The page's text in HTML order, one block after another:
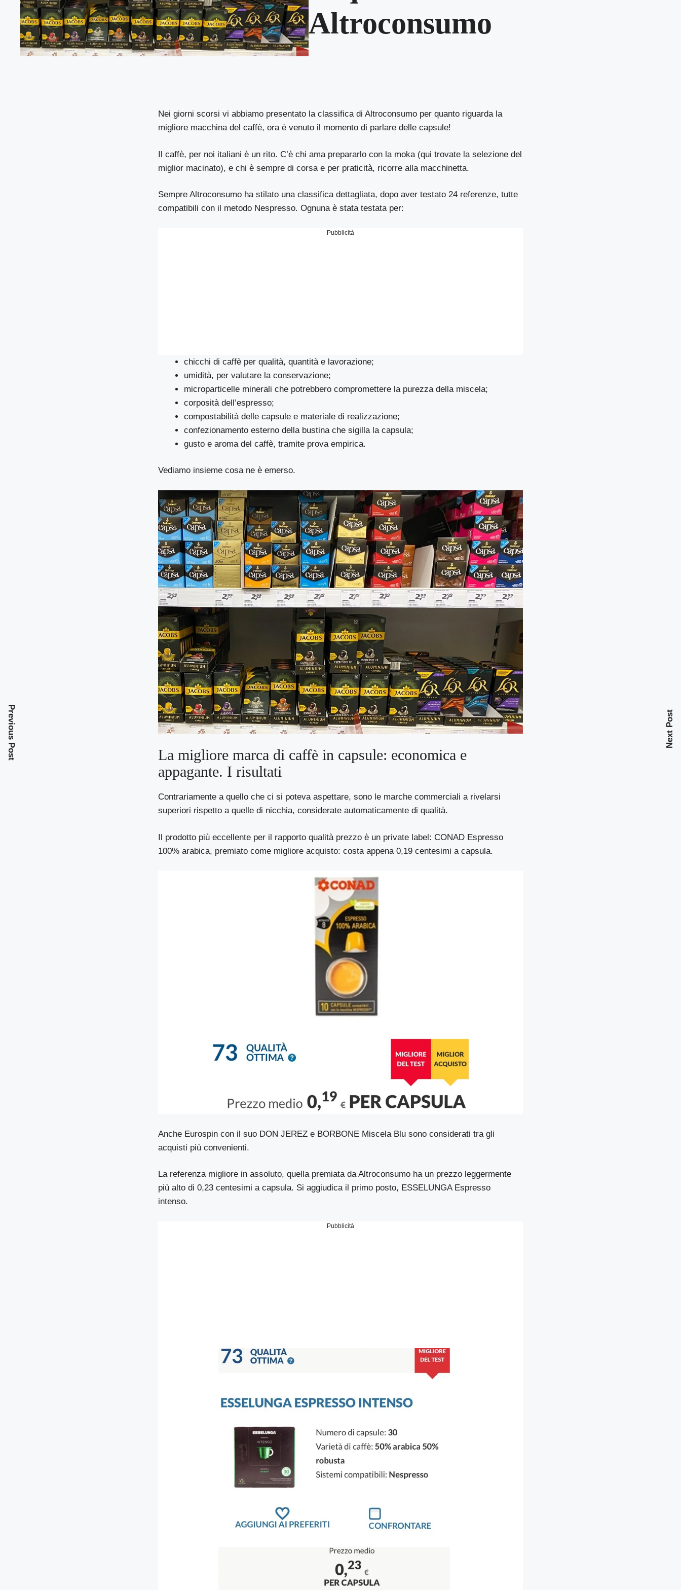
Altroconsumo
Nei giorni scorsi vi abbiamo presentato la classifica diAltroconsumo per quanto riguarda la
migliore macchina del caffè, ora è venuto il momento di parlare delle capsule!
Il caffè, per noi italiani è un rito. C’è chi ama prepararlo con la moka (qui trovate la selezione del
miglior macinato), e chi è sempre di corsa e per praticità, ricorre alla macchinetta.
SempreAltroconsumo ha stilato una classifica dettagliata, dopo aver testato 24 referenze, tutte
compatibili con il metodo Nespresso. Ognuna è stata testata per:
Pubblicità
chicchi di caffè per qualità, quantità e lavorazione;
umidità, per valutare la conservazione;
microparticelle minerali che potrebbero compromettere la purezza della miscela;
corposità dell’espresso;
compostabilità delle capsule e materiale di realizzazione;
confezionamento esterno della bustina che sigilla la capsula;
gusto e aroma del caffè, tramite prova empirica.
Vediamo insieme cosa ne è emerso.
La migliore marca di caffè in capsule: economica e
appagante. I risultati
Contrariamente a quello che ci si poteva aspettare, sono le marche commerciali a rivelarsi
superiori rispetto a quelle di nicchia, considerate automaticamente di qualità.
Il prodotto più eccellente per il rapporto qualità prezzo è un private label: CONAD Espresso
100% arabica, premiato come migliore acquisto: costa appena 0,19 centesimi a capsula.
Anche Eurospin con il suo DON JEREZ e BORBONE Miscela Blu sono considerati tra gli
acquisti più convenienti.
La referenza migliore in assoluto, quella premiata da Altroconsumo ha un prezzo leggermente
più alto di 0,23 centesimi a capsula. Si aggiudica il primo posto, ESSELUNGA Espresso
intenso.
Pubblicità
Previous Post Next Post